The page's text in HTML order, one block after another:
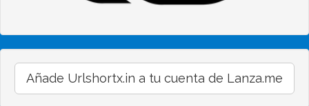
Añade Urlshortx.in a tu cuenta de Lanza.me